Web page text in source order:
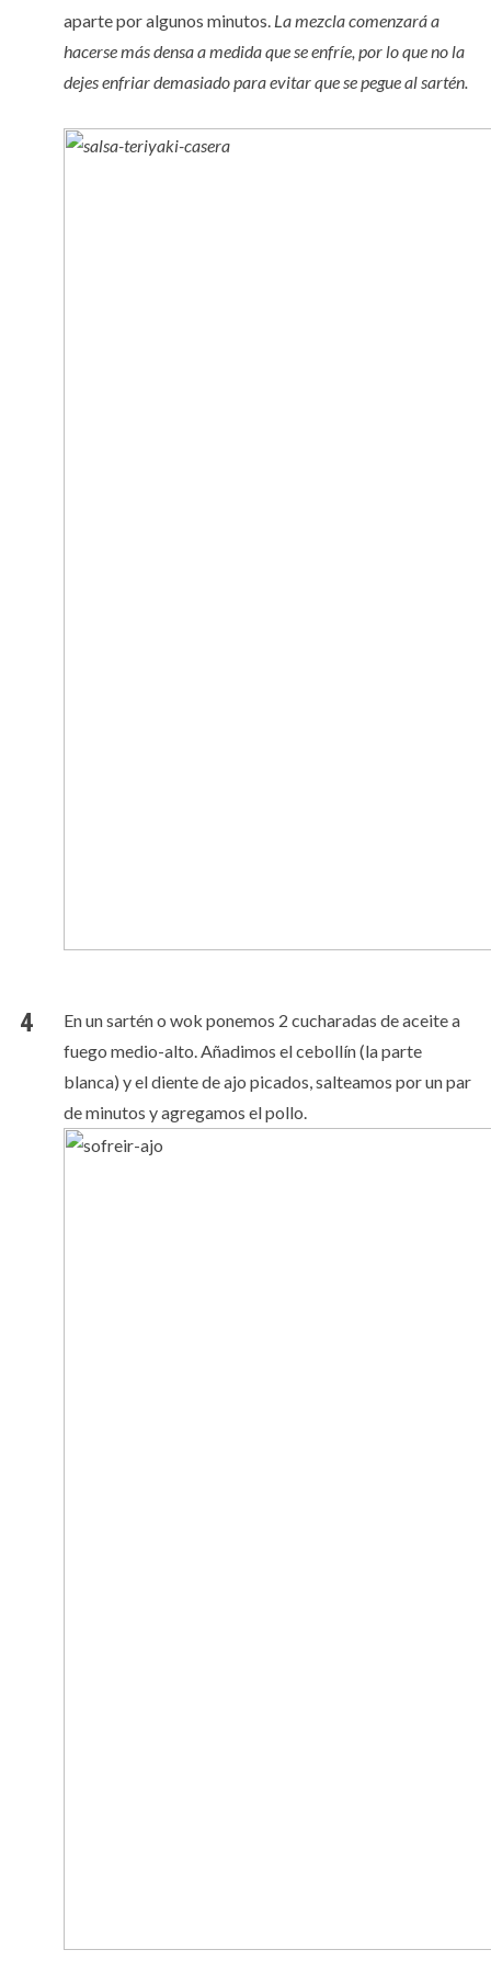
aparte por algunos minutos. La mezcla comenzará a
hacerse más densa a medida que se enfríe, por lo que no la
dejes enfriar demasiado para evitar que se pegue al sartén.
En un sartén o wok ponemos 2 cucharadas de aceite a
fuego medio-alto. Añadimos el cebollín (la parte
blanca) y el diente de ajo picados, salteamos por un par
de minutos y agregamos el pollo.